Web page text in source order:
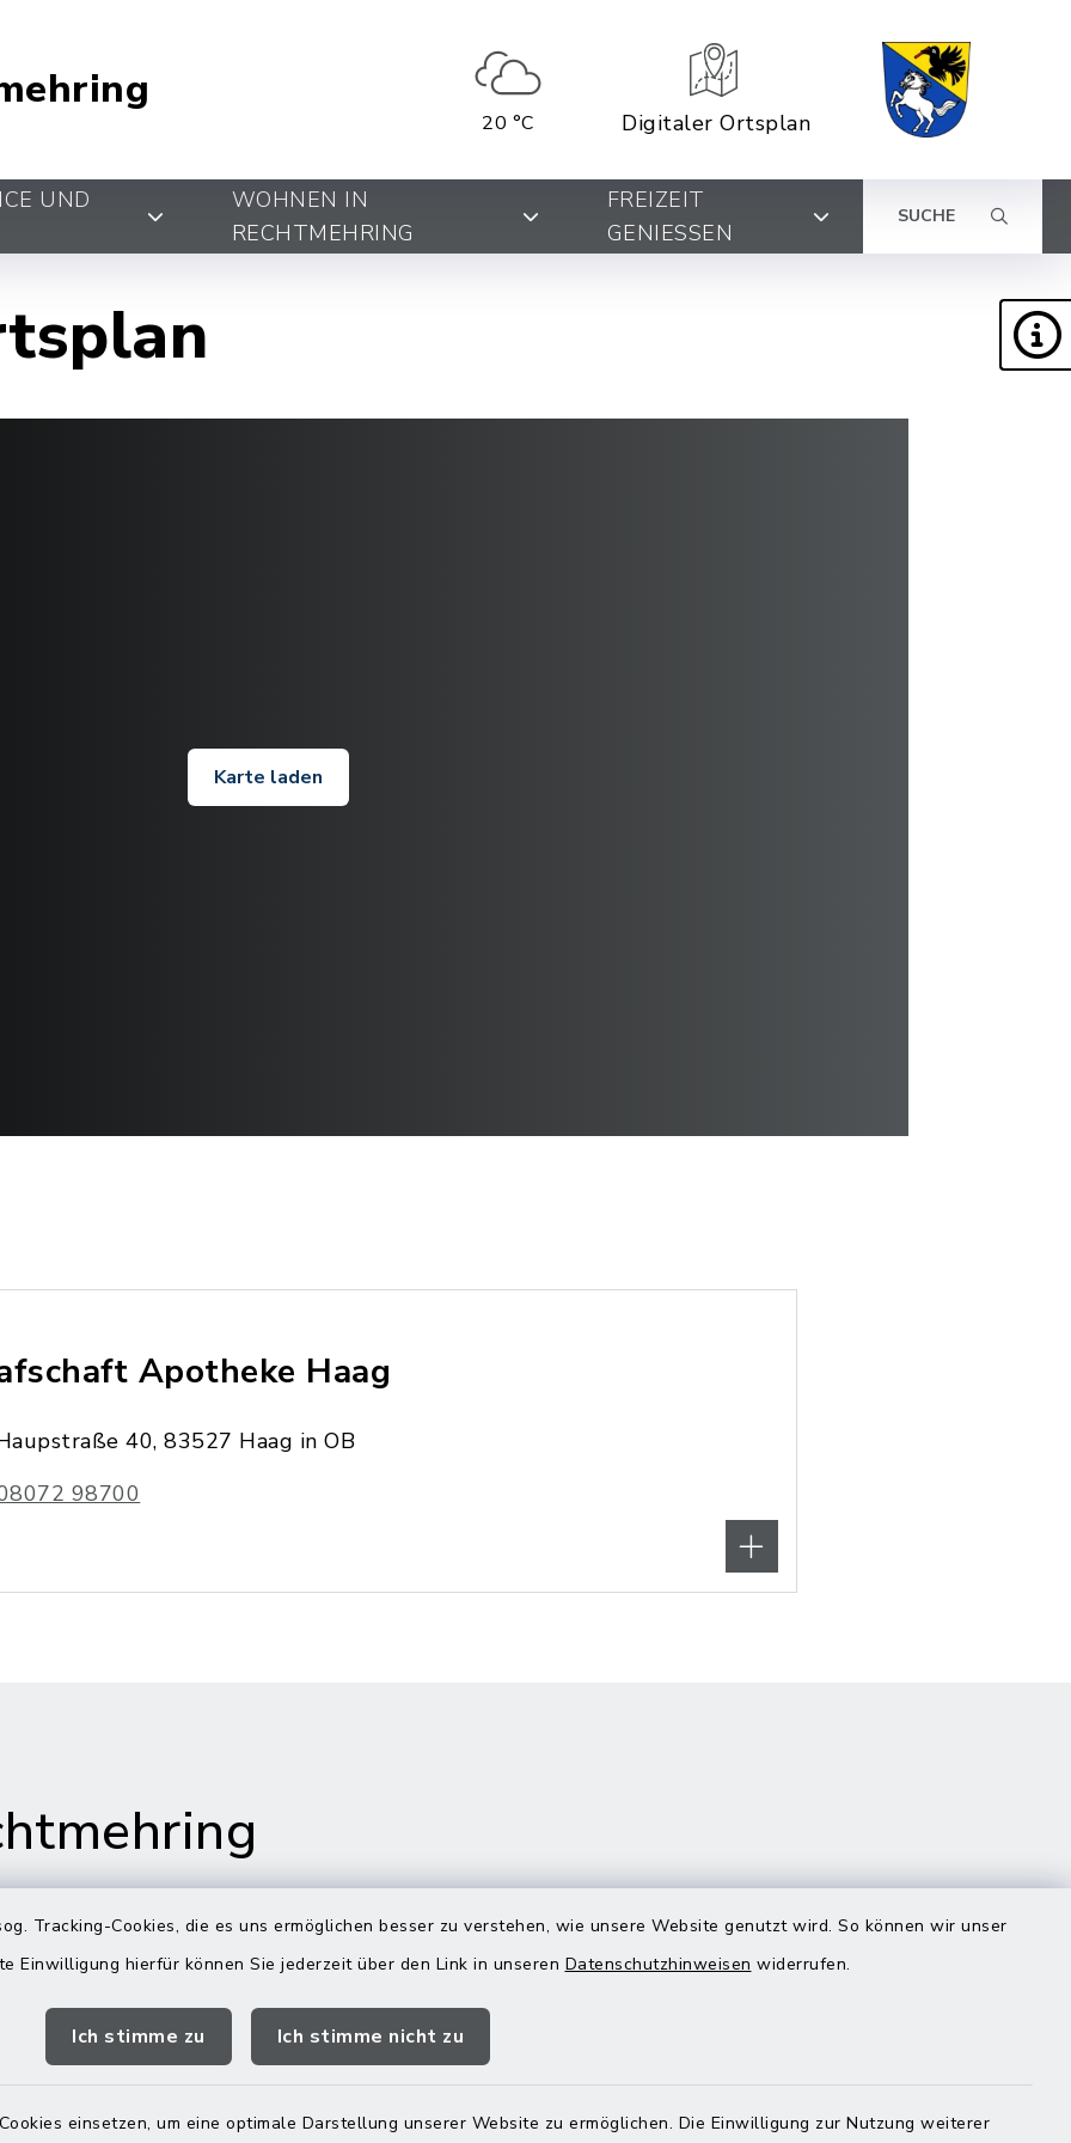
Tracking-Cookies, die es uns ermöglichen besser zu verstehen, wie unsere Website genutzt wird. So können wir unser
Einwilligung hierfür können Sie jederzeit über den Link in unseren Datenschutzhinweisen widerrufen.
Ich stimme zu Ich stimme nicht zu
einsetzen, um eine optimale Darstellung unserer Website zu ermöglichen. Die Einwilligung zur Nutzung weiterer
20 °C Digitaler Ortsplan
UND
WOHNEN IN
RECHTMEHRING
FREIZEIT
GENIESSEN
SUCHE
Karte laden
Apotheke Haag
40, 83527 Haag in OB
98700
9166-0
Rathäuser
08:00-12:00 Uhr